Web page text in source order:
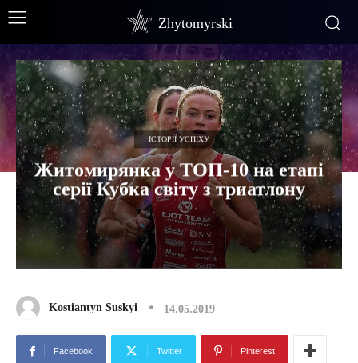
Zhytomyrski
ІСТОРІЇ УСПІХУ
Житомирянка у ТОП-10 на етапі
серії Кубка світу з триатлону
Kostiantyn Suskyi 14.05.2019
Facebook Twitter Pinterest